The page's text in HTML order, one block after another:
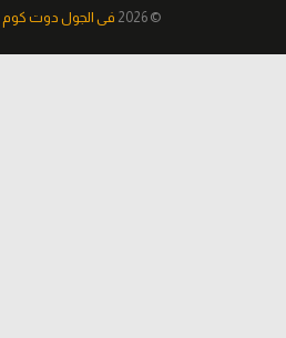
© 2026 فى الجول دوت كوم